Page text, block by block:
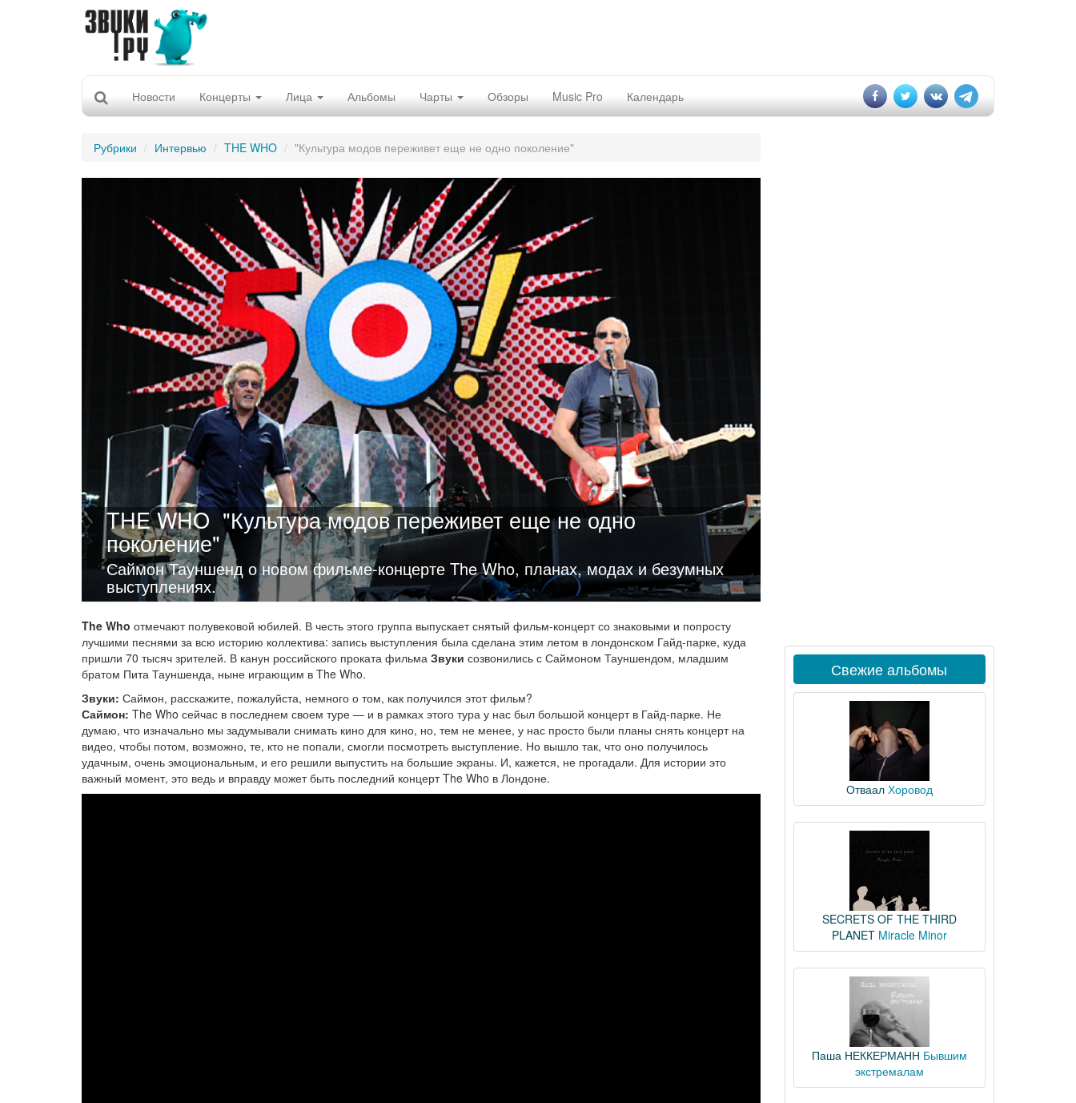
Новости Концерты Лица Альбомы Чарты Обзоры Music Pro Календарь
Рубрики Интервью THE WHO "Культура модов переживет еще не одно поколение"
THE WHO "Культура модов переживет еще не одно
поколение"
Саймон Тауншенд о новом фильме-концерте The Who, планах, модах и безумных
выступлениях.
The Who отмечают полувековой юбилей. В честь этого группа выпускает снятый фильм-концерт со знаковыми и попросту
лучшими песнями за всю историю коллектива: запись выступления была сделана этим летом в лондонском Гайд-парке, куда
пришли 70 тысяч зрителей. В канун российского проката фильма Звуки созвонились с Саймоном Тауншендом, младшим
братом Пита Тауншенда, ныне играющим в The Who.
Звуки: Саймон, расскажите, пожалуйста, немного о том, как получился этот фильм?
Саймон: The Who сейчас в последнем своем туре — и в рамках этого тура у нас был большой концерт в Гайд-парке. Не
думаю, что изначально мы задумывали снимать кино для кино, но, тем не менее, у нас просто были планы снять концерт на
видео, чтобы потом, возможно, те, кто не попали, смогли посмотреть выступление. Но вышло так, что оно получилось
удачным, очень эмоциональным, и его решили выпустить на большие экраны. И, кажется, не прогадали. Для истории это
важный момент, это ведь и вправду может быть последний концерт The Who в Лондоне.
Свежие альбомы
Отваал Хоровод
SECRETS OF THE THIRD
PLANET Miracle Minor
Паша НЕККЕРМАНН Бывшим
экстремалам